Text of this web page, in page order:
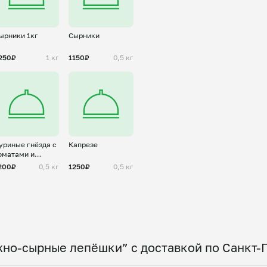
1кг
1 кг
Сырники
1150₽ 0,5 кг
гнёзда с
и
0,5 кг
Капрезе
1250₽ 0,5 кг
сырные лепёшки” с доставкой по Санкт-